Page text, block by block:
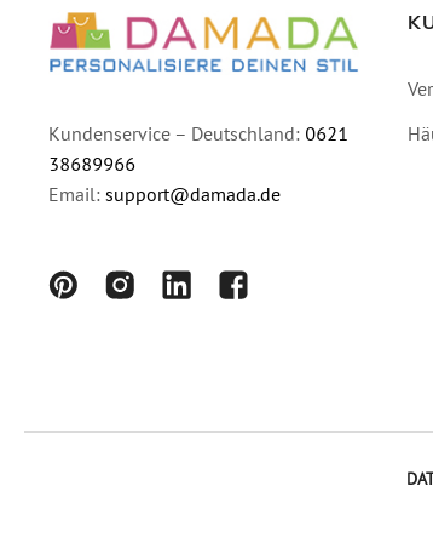
Kundenservice – Deutschland: 0621
38689966
Email: support@damada.de